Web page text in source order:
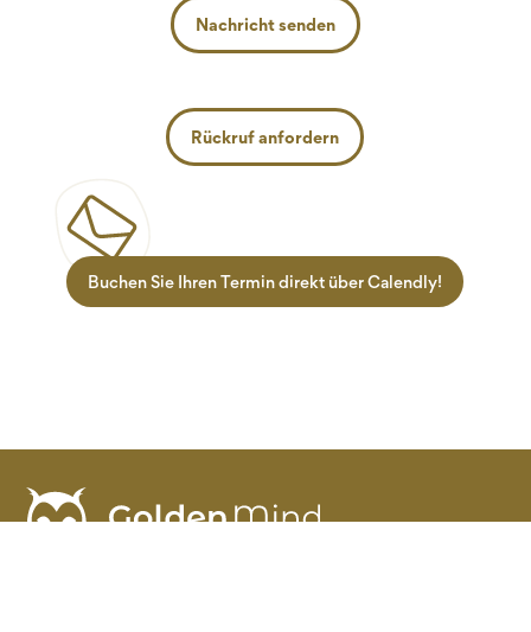
Nachricht senden
Rückruf anfordern
Buchen Sie Ihren Termin direkt über Calendly!